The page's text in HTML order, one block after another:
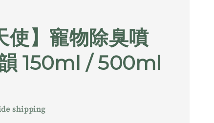
使】寵物除臭噴
150ml / 500ml
shipping